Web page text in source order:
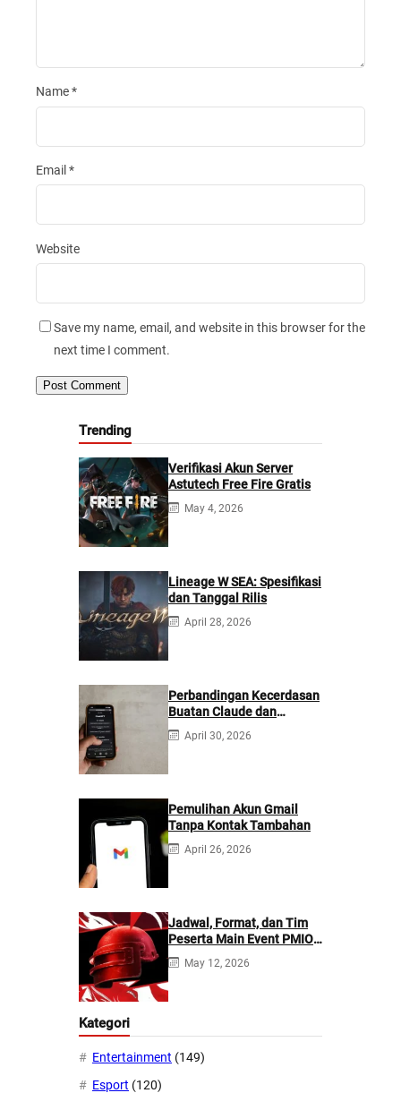
Name*
Email *
Website
Save my name, email, and website in this browser for the
next time I comment.
Trending
Verifikasi Akun Server
Astutech Free Fire Gratis
May 4, 2026
Lineage W SEA: Spesifikasi
dan Tanggal Rilis
April 28, 2026
Perbandingan Kecerdasan
Buatan Claude dan
ChatGPT: Mana yang
Lebih Baik?
April 30, 2026
Pemulihan Akun Gmail
Tanpa Kontak Tambahan
April 26, 2026
Jadwal, Format, dan Tim
Peserta Main Event PMIO
2026
May 12, 2026
Kategori
Entertainment (149)
Esport (120)